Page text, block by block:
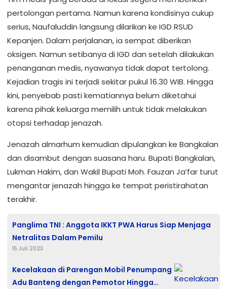
pertolongan pertama. Namun karena kondisinya cukup
serius, Naufaluddin langsung dilarikan ke IGD RSUD
Kepanjen. Dalam perjalanan, ia sempat diberikan
oksigen. Namun setibanya di IGD dan setelah dilakukan
penanganan medis, nyawanya tidak dapat tertolong.
Kejadian tragis ini terjadi sekitar pukul 16.30 WIB. Hingga
kini, penyebab pasti kematiannya belum diketahui
karena pihak keluarga memilih untuk tidak melakukan
otopsi terhadap jenazah.
Jenazah almarhum kemudian dipulangkan ke Bangkalan
dan disambut dengan suasana haru. Bupati Bangkalan,
Lukman Hakim, dan Wakil Bupati Moh. Fauzan Ja’far turut
mengantar jenazah hingga ke tempat peristirahatan
terakhir.
Panglima TNI : Anggota IKKT PWA Harus Siap Menjaga
Netralitas Dalam Pemilu
15 Juli 2023
Kecelakaan di Parengan Mobil Penumpang
Adu Banteng dengan Pemotor Hingga